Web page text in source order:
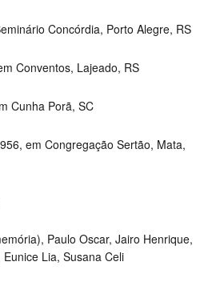
Concórdia, Porto Alegre, RS
Conventos, Lajeado, RS
Cunha Porã, SC
em Congregação Sertão, Mata,
Paulo Oscar, Jairo Henrique,
Lia, Susana Celi